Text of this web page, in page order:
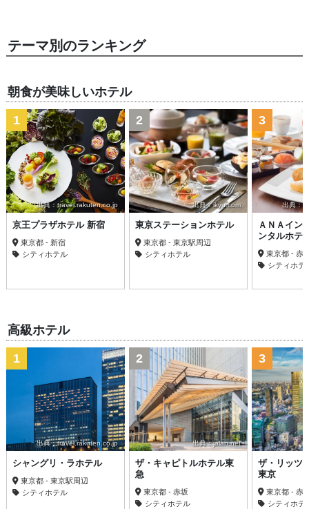
テーマ別のランキング
朝食が美味しいホテル
出典：travel.rakuten.co.jp
1
京王プラザホテル 新宿
東京都 - 新宿
シティホテル
出典：ikyu.com
2
東京ステーションホテル
東京都 - 東京駅周辺
シティホテル
出典：
3
ＡＮＡイン
ンタルホテ
東京都 - 赤
シティホテ
高級ホテル
出典：travel.rakuten.co.jp
1
シャングリ・ラホテル
東京都 - 東京駅周辺
シティホテル
出典：jalan.net
2
ザ・キャピトルホテル東
急
東京都 - 赤坂
シティホテル
3
ザ・リッツ
東京
東京都 - 赤
シティホテ